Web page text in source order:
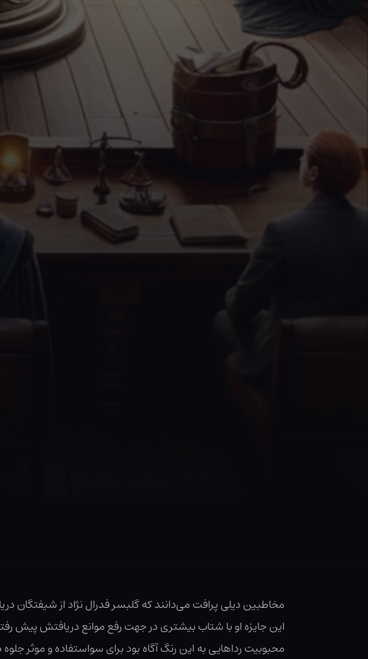
مخاطبین دیلی پرافت می‌دانند که گلبسر فدرال نژاد از شیفتگان
این جایزه او با شتاب بیشتری در جهت رفع موانع دریافتش پیش
محبوبیت رداهایی به این رنگ آگاه بود برای سواستفاده و موثر